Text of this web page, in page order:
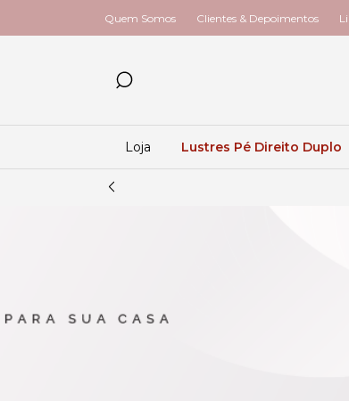
Quem Somos Clientes & Depoimentos
Loja Lustres Pé Direito Duplo